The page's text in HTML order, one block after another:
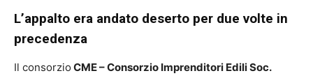
L’appalto era andato deserto per due volte in
precedenza
Il consorzio CME – Consorzio Imprenditori Edili Soc.